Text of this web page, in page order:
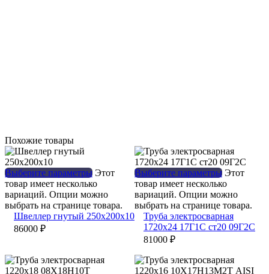
Похожие товары
Выберите параметры Этот
товар имеет несколько
вариаций. Опции можно
выбрать на странице товара.
Швеллер гнутый 250х200х10
86000 ₽
Выберите параметры Этот
товар имеет несколько
вариаций. Опции можно
выбрать на странице товара.
Труба электросварная
1720х24 17Г1С ст20 09Г2С
81000 ₽